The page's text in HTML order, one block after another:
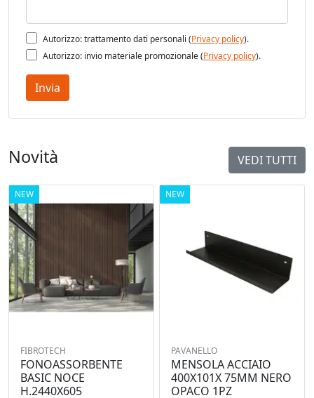
Autorizzo: trattamento dati personali (Privacy policy).
Autorizzo: invio materiale promozionale (Privacy policy).
Invia
Novità VEDI TUTTI
NEW
FIBROTECH
FONOASSORBENTE
BASIC NOCE
H.2440X605
NEW
PAVANELLO
MENSOLA ACCIAIO
400X101X 75MM NERO
OPACO 1PZ